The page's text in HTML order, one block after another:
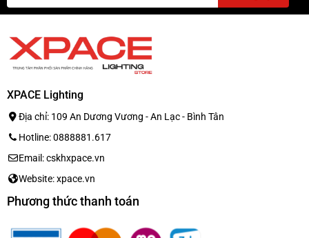
XPACE Lighting
Địa chỉ: 109 An Dương Vương - An Lạc - Bình Tân
Hotline: 0888881.617
Email: cskhxpace.vn
Website: xpace.vn
Phương thức thanh toán